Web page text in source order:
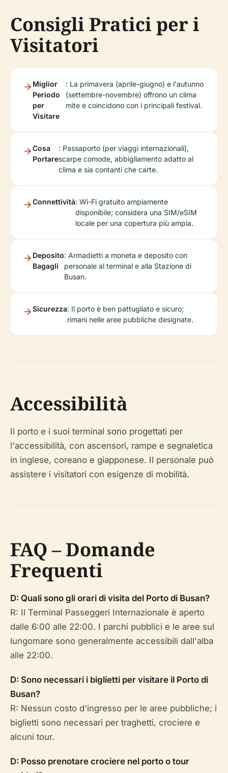
Consigli Pratici per i
Visitatori
Miglior
Periodo
per
Visitare
: La primavera (aprile-giugno) e l'autunno
(settembre-novembre) offrono un clima
mite e coincidono con i principali festival.
Cosa
Portare
: Passaporto (per viaggi internazionali),
scarpe comode, abbigliamento adatto al
clima e sia contanti che carte.
Connettività: Wi-Fi gratuito ampiamente
disponibile; considera una SIM/eSIM
locale per una copertura più ampia.
Deposito
Bagagli
: Armadietti a moneta e deposito con
personale al terminal e alla Stazione di
Busan.
Sicurezza: Il porto è ben pattugliato e sicuro;
rimani nelle aree pubbliche designate.
Accessibilità
Il porto e i suoi terminal sono progettati per
l'accessibilità, con ascensori, rampe e segnaletica
in inglese, coreano e giapponese. Il personale può
assistere i visitatori con esigenze di mobilità.
FAQ – Domande
Frequenti
D: Quali sono gli orari di visita del Porto di Busan?
R: Il Terminal Passeggeri Internazionale è aperto
dalle 6:00 alle 22:00. I parchi pubblici e le aree sul
lungomare sono generalmente accessibili dall'alba
alle 22:00.
D: Sono necessari i biglietti per visitare il Porto di
Busan?
R: Nessun costo d'ingresso per le aree pubbliche; i
biglietti sono necessari per traghetti, crociere e
alcuni tour.
D: Posso prenotare crociere nel porto o tour